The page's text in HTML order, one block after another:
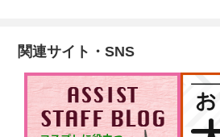
関連サイト・SNS